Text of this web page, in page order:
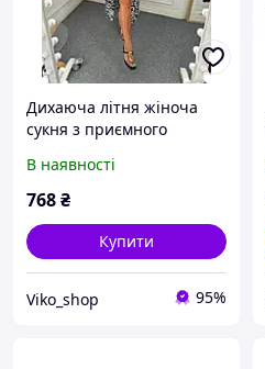
Дихаюча літня жіноча
сукня з приємного
принтом на запах на
мотузках 48-50, 52-54, 56-
В наявності
768₴
Купити
Viko_shop 95%